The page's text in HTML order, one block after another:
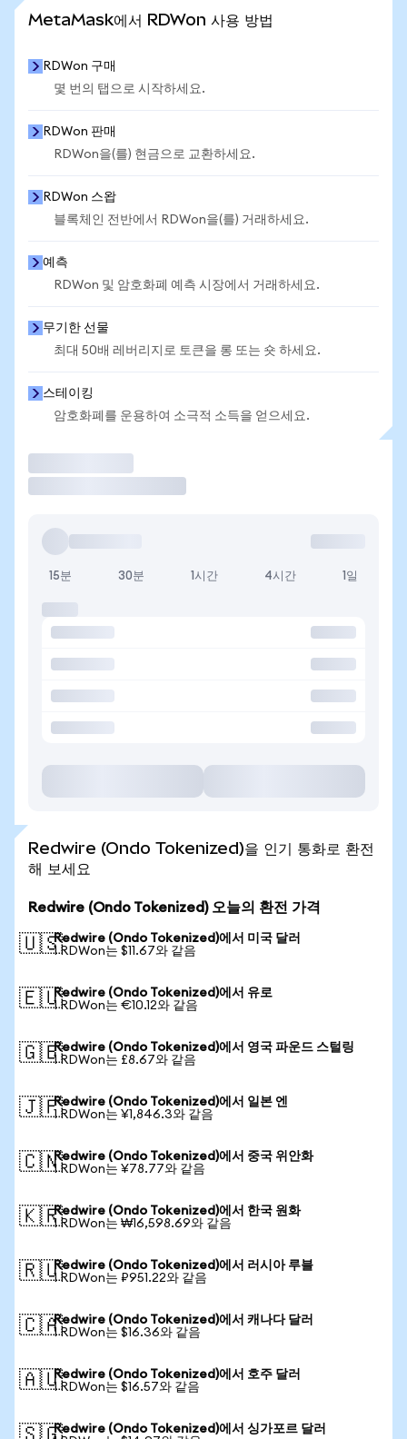
MetaMask에서 RDWon 사용 방법
RDWon 구매
몇 번의 탭으로 시작하세요.
RDWon 판매
RDWon을(를) 현금으로 교환하세요.
RDWon 스왑
블록체인 전반에서 RDWon을(를) 거래하세요.
예측
RDWon 및 암호화폐 예측 시장에서 거래하세요.
무기한 선물
최대 50배 레버리지로 토큰을 롱 또는 숏 하세요.
스테이킹
암호화폐를 운용하여 소극적 소득을 얻으세요.
15분 30분 1시간 4시간 1일
Redwire (Ondo Tokenized)을 인기 통화로 환전
해 보세요
Redwire (Ondo Tokenized) 오늘의 환전 가격
🇺🇸Redwire (Ondo Tokenized)에서 미국 달러
1 RDWon는 $11.67와 같음
🇪🇺Redwire (Ondo Tokenized)에서 유로
1 RDWon는 €10.12와 같음
🇬🇧Redwire (Ondo Tokenized)에서 영국 파운드 스털링
1 RDWon는 £8.67와 같음
🇯🇵Redwire (Ondo Tokenized)에서 일본 엔
1 RDWon는 ¥1,846.3와 같음
🇨🇳Redwire (Ondo Tokenized)에서 중국 위안화
1 RDWon는 ¥78.77와 같음
🇰🇷Redwire (Ondo Tokenized)에서 한국 원화
1 RDWon는 ₩16,598.69와 같음
🇷🇺Redwire (Ondo Tokenized)에서 러시아 루블
1 RDWon는 ₽951.22와 같음
🇨🇦Redwire (Ondo Tokenized)에서 캐나다 달러
1 RDWon는 $16.36와 같음
🇦🇺Redwire (Ondo Tokenized)에서 호주 달러
1 RDWon는 $16.57와 같음
Redwire (Ondo Tokenized)에서 싱가포르 달러